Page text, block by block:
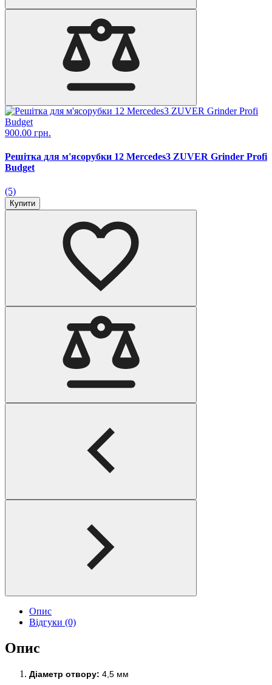
900.00 грн.
Решітка для м'ясорубки 12 Mercedes3 ZUVER Grinder Profi
Budget
(5)
Купити
Опис
Відгуки (0)
Опис
Діаметр отвору: 4,5 мм